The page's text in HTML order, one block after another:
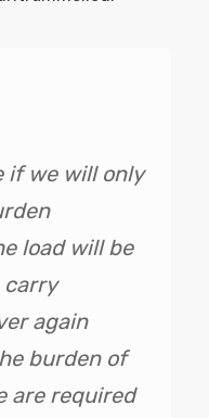
if we will only
load will be
carry
again
burden of
are required